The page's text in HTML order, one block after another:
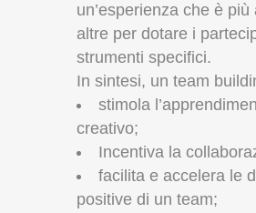
un’esperienza che è più
altre per dotare i
strumenti specifici.
In sintesi, un team
stimola
creativo;
Incentiva la
facilita e accelera le
positive di un team;